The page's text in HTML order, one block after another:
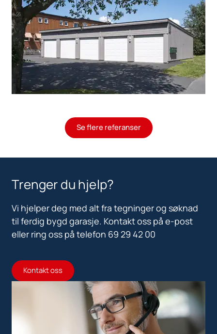
Se flere referanser
Trenger du hjelp?
Vi hjelper deg med alt fra tegninger og søknad
til ferdig bygd garasje. Kontakt oss på e-post
eller ring oss på telefon 69 29 42 00
Kontakt oss